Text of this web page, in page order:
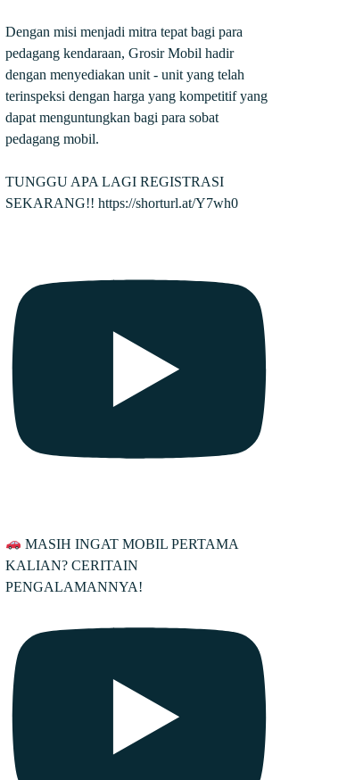
Dengan misi menjadi mitra tepat bagi para
pedagang kendaraan, Grosir Mobil hadir
dengan menyediakan unit - unit yang telah
terinspeksi dengan harga yang kompetitif yang
dapat menguntungkan bagi para sobat
pedagang mobil.
TUNGGU APA LAGI REGISTRASI
SEKARANG!! https://shorturl.at/Y7wh0
MASIH INGAT MOBIL PERTAMA
KALIAN? CERITAIN
PENGALAMANNYA!